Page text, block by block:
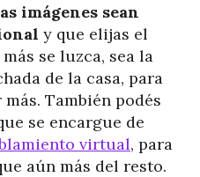
imágenes sean
y que elijas el
se luzca, sea la
de la casa, para
También podés
se encargue de
virtual, para
aún más del resto.